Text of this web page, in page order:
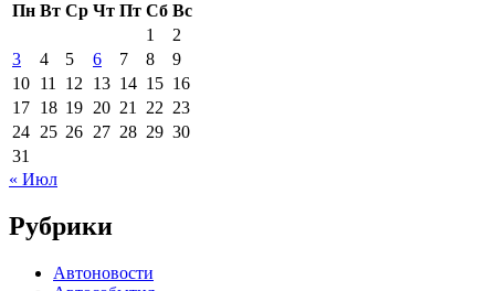
Пн Вт Ср Чт Пт Сб Вс
1
2
3
4 5 6 7 8
9
10 11 12 13 14 15 16
17 18 19 20 21 22 23
24 25 26 27 28 29 30
31
« Июл
Рубрики
Автоновости